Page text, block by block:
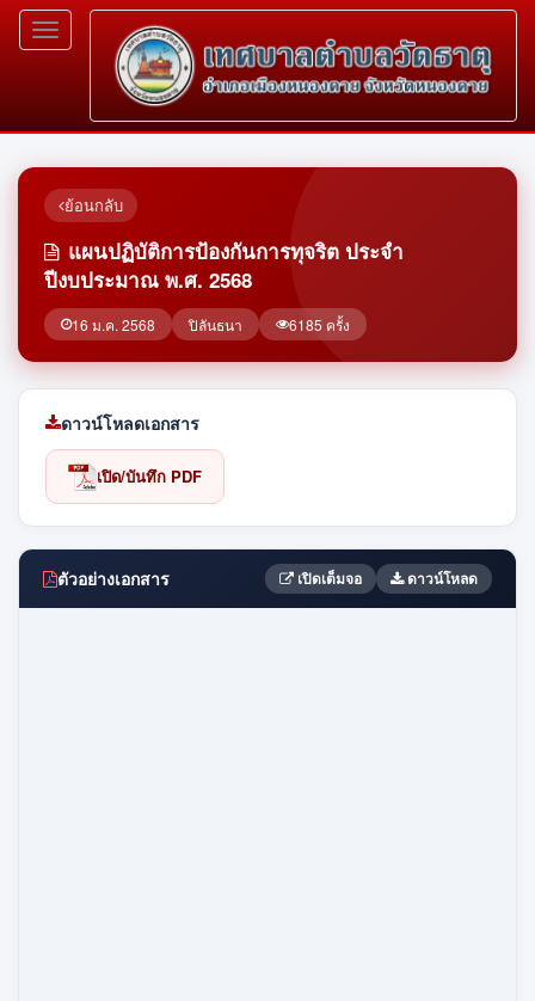
Toggle
navigation
ย้อนกลับ
แผนปฏิบัติการป้องกันการทุจริต ประจำ
ปีงบประมาณ พ.ศ. 2568
16 ม.ค. 2568 ปิลันธนา 6185 ครั้ง
ดาวน์โหลดเอกสาร
เปิด/บันทึก PDF
ตัวอย่างเอกสาร เปิดเต็มจอ ดาวน์โหลด